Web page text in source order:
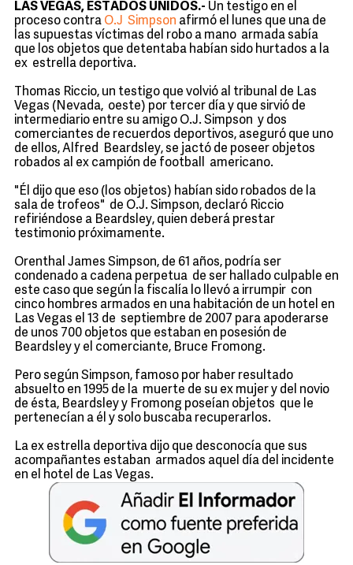
LAS VEGAS, ESTADOS UNIDOS.- Un testigo en el
proceso contra O.J Simpson afirmó el lunes que una de
las supuestas víctimas del robo a mano armada sabía
que los objetos que detentaba habían sido hurtados a la
ex estrella deportiva.
Thomas Riccio, un testigo que volvió al tribunal de Las
Vegas (Nevada, oeste) por tercer día y que sirvió de
intermediario entre su amigo O.J. Simpson y dos
comerciantes de recuerdos deportivos, aseguró que uno
de ellos, Alfred Beardsley, se jactó de poseer objetos
robados al ex campión de football americano.
"Él dijo que eso (los objetos) habían sido robados de la
sala de trofeos" de O.J. Simpson, declaró Riccio
refiriéndose a Beardsley, quien deberá prestar
testimonio próximamente.
Orenthal James Simpson, de 61 años, podría ser
condenado a cadena perpetua de ser hallado culpable en
este caso que según la fiscalía lo llevó a irrumpir con
cinco hombres armados en una habitación de un hotel en
Las Vegas el 13 de septiembre de 2007 para apoderarse
de unos 700 objetos que estaban en posesión de
Beardsley y el comerciante, Bruce Fromong.
Pero según Simpson, famoso por haber resultado
absuelto en 1995 de la muerte de su ex mujer y del novio
de ésta, Beardsley y Fromong poseían objetos que le
pertenecían a él y solo buscaba recuperarlos.
La ex estrella deportiva dijo que desconocía que sus
acompañantes estaban armados aquel día del incidente
en el hotel de Las Vegas.